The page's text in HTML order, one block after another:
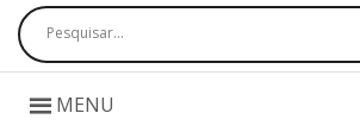
Pesquisar
MENU